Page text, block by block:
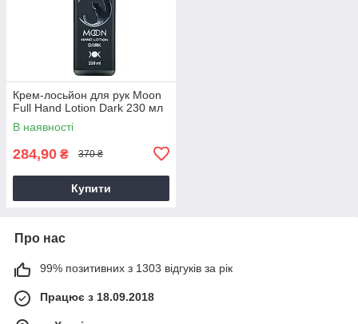
Крем-лосьйон для рук Moon
Full Hand Lotion Dark 230 мл
В наявності
284,90 ₴ 370 ₴
Купити
Про нас
99% позитивних з 1303 відгуків за рік
Працює з 18.09.2018